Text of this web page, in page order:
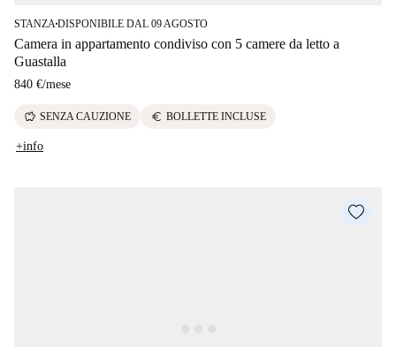
STANZA ■DISPONIBILE DAL 09 AGOSTO
Camera in appartamento condiviso con 5 camere da letto a
Guastalla
840 €/mese
savings SENZA CAUZIONE euro BOLLETTE INCLUSE
+info